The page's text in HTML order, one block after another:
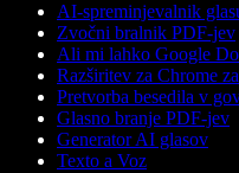
AI-spreminjevalnik
Zvočni bralnik PDF-jev
Ali mi lahko Google
Razširitev za Chrome
Pretvorba besedila v
Glasno branje PDF-jev
Generator AI glasov
Texto a Voz